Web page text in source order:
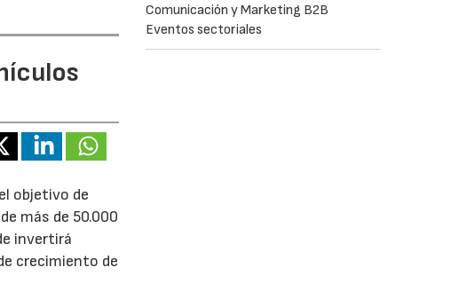
objetivo de
más de 50.000
invertirá
crecimiento de
Comunicación y Marketing B2B
Eventos sectoriales